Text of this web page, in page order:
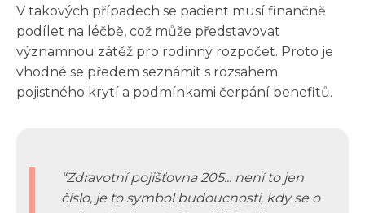
V takových případech se pacient musí finančně
podílet na léčbě, což může představovat
významnou zátěž pro rodinný rozpočet. Proto je
vhodné se předem seznámit s rozsahem
pojistného krytí a podmínkami čerpání benefitů.
Zdravotní pojišťovna 205... není to jen
číslo, je to symbol budoucnosti, kdy se o